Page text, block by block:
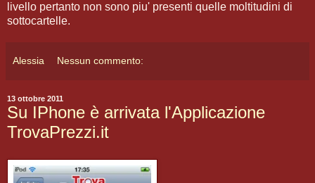
livello pertanto non sono piu' presenti quelle moltitudini di
sottocartelle.
Alessia Nessun commento:
13 ottobre 2011
Su IPhone è arrivata l'Applicazione
TrovaPrezzi.it